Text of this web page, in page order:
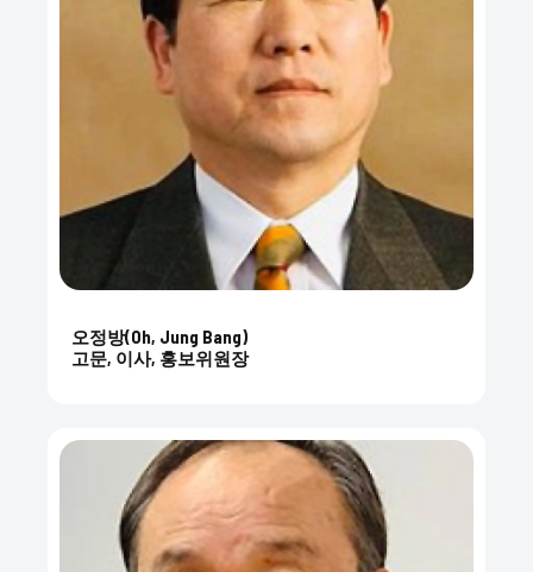
오정방(Oh, Jung Bang)
고문, 이사, 홍보위원장